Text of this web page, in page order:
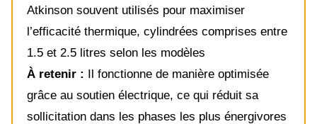
Atkinson souvent utilisés pour maximiser
l’efficacité thermique, cylindrées comprises entre
1.5 et 2.5 litres selon les modèles
À retenir : Il fonctionne de manière optimisée
grâce au soutien électrique, ce qui réduit sa
sollicitation dans les phases les plus énergivores